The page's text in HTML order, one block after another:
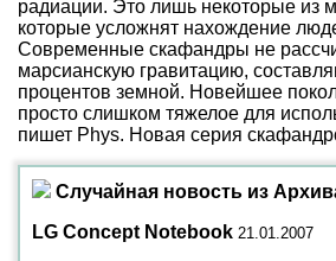
радиации. Это лишь некоторые из
которые усложнят нахождение
Современные скафандры не
марсианскую гравитацию,
процентов земной. Новейшее
просто слишком тяжелое для
пишет Phys. Новая серия
Случайная новость из
LG Concept Notebook 21.01.2007